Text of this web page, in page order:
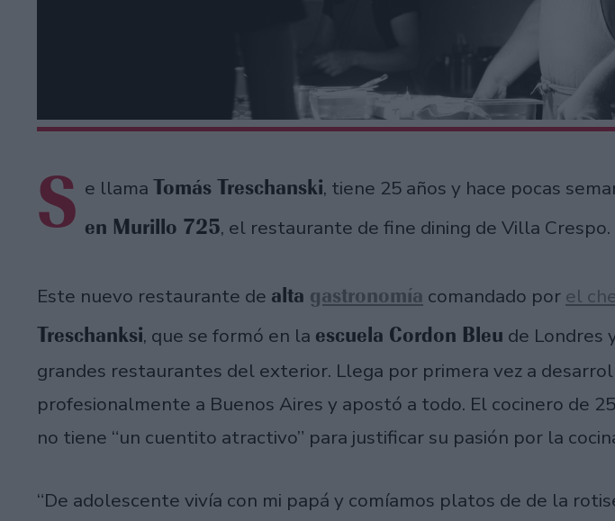
S e llama Tomás Treschanski, tiene 25 años y hace pocas
en Murillo 725, el restaurante de fine dining de Villa Crespo.
Este nuevo restaurante de alta gastronomía comandado por el
Treschanksi, que se formó en la escuela Cordon Bleu de Londres
grandes restaurantes del exterior. Llega por primera vez a
profesionalmente a Buenos Aires y apostó a todo. El cocinero de
no tiene “un cuentito atractivo” para justificar su pasión por la
“De adolescente vivía con mi papá y comíamos platos de de la